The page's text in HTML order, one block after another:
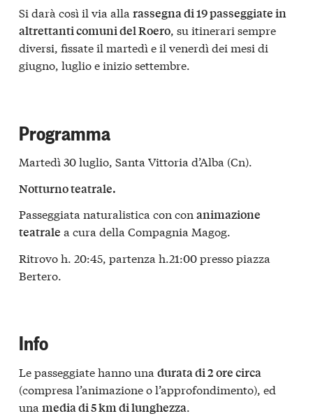
Si darà così il via alla rassegna di 19 passeggiate in
altrettanti comuni del Roero, su itinerari sempre
diversi, fissate il martedì e il venerdì dei mesi di
giugno, luglio e inizio settembre.
Programma
Martedì 30 luglio, Santa Vittoria d’Alba (Cn).
Notturno teatrale.
Passeggiata naturalistica con con animazione
teatrale a cura della Compagnia Magog.
Ritrovo h. 20:45, partenza h.21:00 presso piazza
Bertero.
Info
Le passeggiate hanno una durata di 2 ore circa
(compresa l’animazione o l’approfondimento), ed
una media di 5 km di lunghezza.